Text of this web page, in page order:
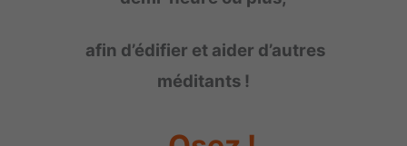
afin d’édifier et aider d’autres
méditants !